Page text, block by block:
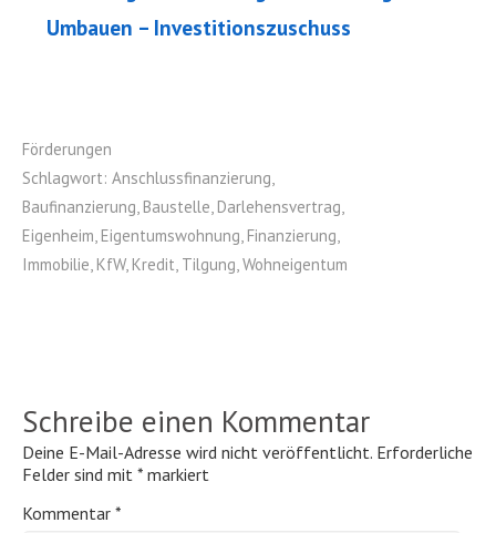
Umbauen – Investitionszuschuss
Förderungen
Schlagwort: Anschlussfinanzierung,
Baufinanzierung, Baustelle, Darlehensvertrag,
Eigenheim, Eigentumswohnung, Finanzierung,
Immobilie, KfW, Kredit, Tilgung,Wohneigentum
Schreibe einen Kommentar
Deine E-Mail-Adresse wird nicht veröffentlicht. Erforderliche
Felder sind mit * markiert
Kommentar *